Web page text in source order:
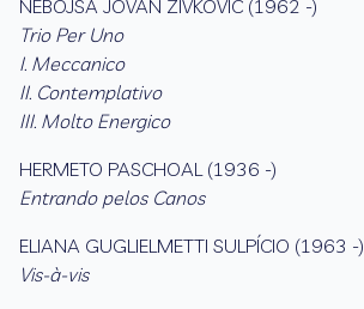
NEBOJSA JOVAN ZIVKOVIC (1962 -)
Trio Per Uno
I. Meccanico
II. Contemplativo
III. Molto Energico
HERMETO PASCHOAL (1936 -)
Entrando pelos Canos
ELIANA GUGLIELMETTI SULPÍCIO (1963 -)
Vis-à-vis